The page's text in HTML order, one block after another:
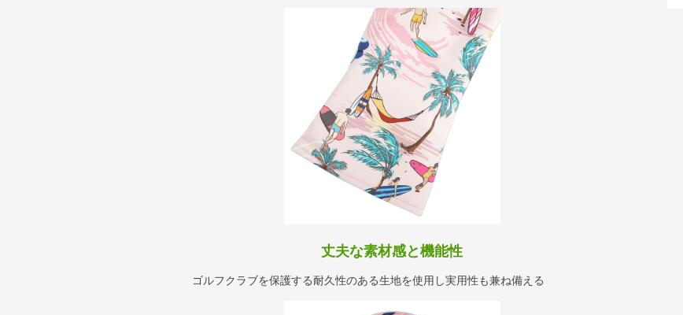
丈夫な素材感と機能性
ゴルフクラブを保護する耐久性のある生地を使用し実用性も兼ね備える